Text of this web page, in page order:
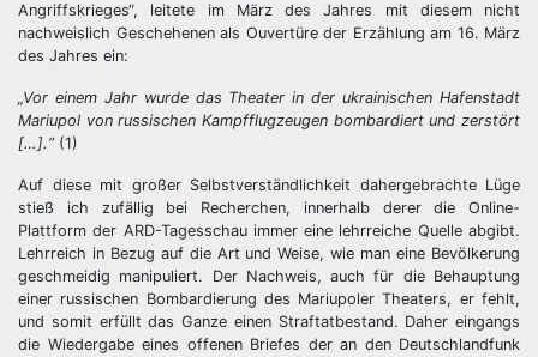
Angriffskrieges“, leitete im März des Jahres mit diesem nicht
nachweislich Geschehenen als Ouvertüre der Erzählung am 16. März
des Jahres ein:
„Vor einem Jahr wurde das Theater in der ukrainischen Hafenstadt
Mariupol von russischen Kampfflugzeugen bombardiert und zerstört
[…].“(1)
Auf diese mit großer Selbstverständlichkeit dahergebrachte Lüge
stieß ich zufällig bei Recherchen, innerhalb derer die Online-
Plattform der ARD-Tagesschau immer eine lehrreiche Quelle abgibt.
Lehrreich in Bezug auf die Art und Weise, wie man eine Bevölkerung
geschmeidig manipuliert. Der Nachweis, auch für die Behauptung
einer russischen Bombardierung des Mariupoler Theaters, er fehlt,
und somit erfüllt das Ganze einen Straftatbestand. Daher eingangs
die Wiedergabe eines offenen Briefes der an den Deutschlandfunk